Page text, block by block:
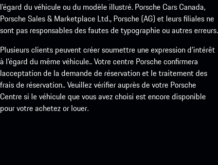
l’égard du véhicule ou du modèle illustré. Porsche Cars Canada,
Porsche Sales & Marketplace Ltd., Porsche (AG) et leurs filiales ne
sont pas responsables des fautes de typographie ou autres erreurs.
Plusieurs clients peuvent créer soumettre une expression d’intérêt
à l’égard du même véhicule.. Votre centre Porsche confirmera
lacceptation de la demande de réservation et le traitement des
frais de réservation.. Veuillez vérifier auprès de votre Porsche
Centre si le véhicule que vous avez choisi est encore disponible
pour votre achetez or louer.